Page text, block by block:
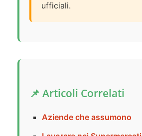
ufficiali.
📌 Articoli Correlati
Aziende che assumono